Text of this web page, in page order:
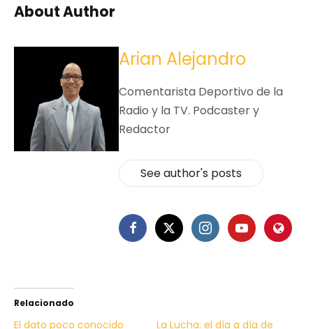
About Author
Arian Alejandro
Comentarista Deportivo de la
Radio y la TV. Podcaster y
Redactor
See author's posts
Relacionado
El dato poco conocido La Lucha: el día a día de